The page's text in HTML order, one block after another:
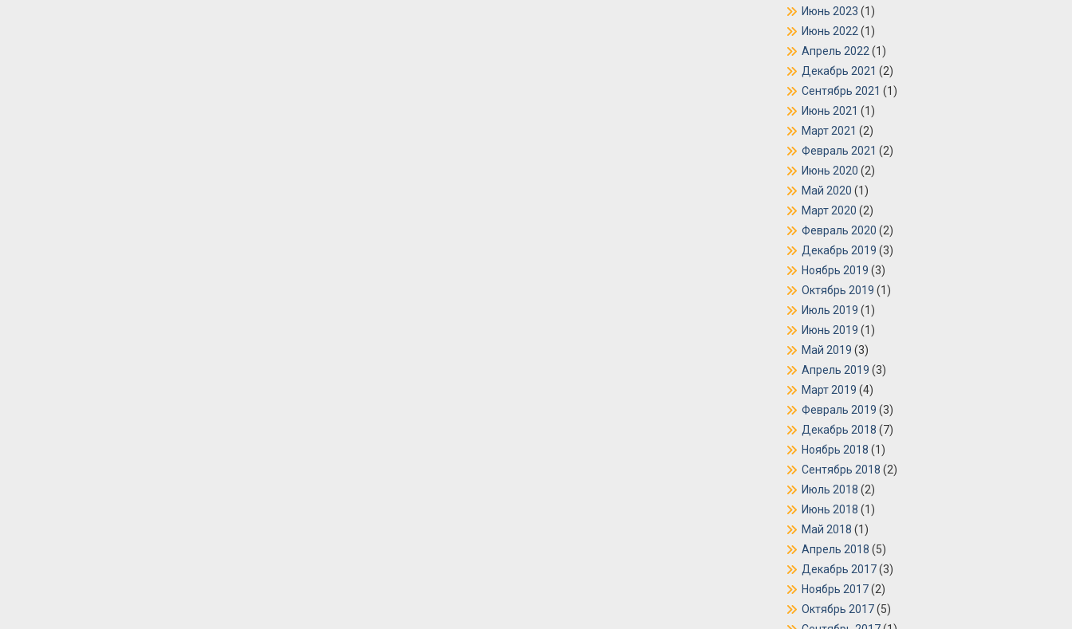
Июнь 2023 (1)
Июнь 2022 (1)
Апрель 2022 (1)
Декабрь 2021 (2)
Сентябрь 2021 (1)
Июнь 2021 (1)
Март 2021 (2)
Февраль 2021 (2)
Июнь 2020 (2)
Май 2020 (1)
Март 2020 (2)
Февраль 2020 (2)
Декабрь 2019 (3)
Ноябрь 2019 (3)
Октябрь 2019 (1)
Июль 2019 (1)
Июнь 2019 (1)
Май 2019 (3)
Апрель 2019 (3)
Март 2019 (4)
Февраль 2019 (3)
Декабрь 2018 (7)
Ноябрь 2018 (1)
Сентябрь 2018 (2)
Июль 2018 (2)
Июнь 2018 (1)
Май 2018 (1)
Апрель 2018 (5)
Декабрь 2017(3)
Ноябрь 2017(2)
Октябрь 2017(5)